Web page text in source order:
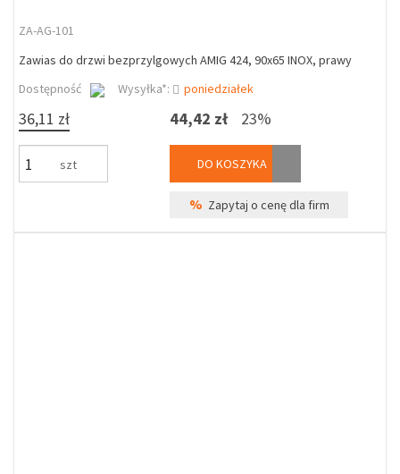
ZA-AG-101
Zawias do drzwi bezprzylgowych AMIG 424, 90x65 INOX, prawy
Dostępność
Wysyłka*: poniedziałek
36,11 zł
szt
44,42 zł 23%
DO KOSZYKA
% Zapytaj o cenę dla firm